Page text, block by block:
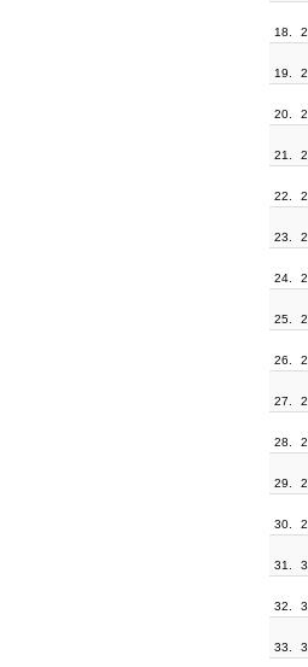
18. 2
19. 2
20. 2
21. 2
22. 2
23. 2
24. 2
25. 2
26. 2
27. 2
28. 2
29. 2
30. 2
31. 3
32. 3
33. 3